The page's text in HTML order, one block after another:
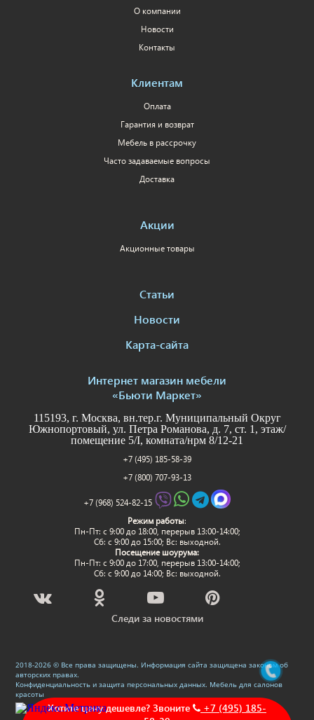
О компании
Новости
Контакты
Клиентам
Оплата
Гарантия и возврат
Мебель в рассрочку
Часто задаваемые вопросы
Доставка
Акции
Акционные товары
Статьи
Новости
Карта-сайта
Интернет магазин мебели
«Бьюти Маркет»
115193, г. Москва, вн.тер.г. Муниципальный Округ
Южнопортовый, ул. Петра Романова, д. 7, ст. 1, этаж/
помещение 5/I, комната/нрм 8/12-21
+7 (495) 185-58-39
+7 (800) 707-93-13
+7 (968) 524-82-15
Режим работы:
Пн-Пт: c 9:00 до 18:00, перерыв 13:00-14:00;
Сб: с 9:00 до 15:00; Вс: выходной.
Посещение шоурума:
Пн-Пт: c 9:00 до 17:00, перерыв 13:00-14:00;
Сб: с 9:00 до 14:00; Вс: выходной.
Следи за новостями
2018-2026 © Все права защищены. Информация сайта защищена законом об
авторских правах.
Конфиденциальность и защита персональных данных. Мебель для салонов
красоты
Хотите цену дешевле? Звоните
+7 (495) 185-